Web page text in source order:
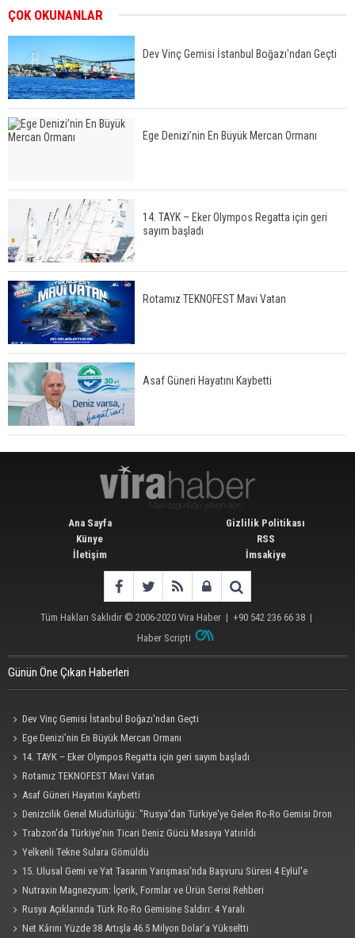
ÇOK OKUNANLAR
Dev Vinç Gemisi İstanbul Boğazı'ndan Geçti
Ege Denizi’nin En Büyük Mercan Ormanı
14. TAYK – Eker Olympos Regatta için geri
sayım başladı
Rotamız TEKNOFEST Mavi Vatan
Asaf Güneri Hayatını Kaybetti
Ana Sayfa
Künye
İletişim
Gizlilik Politikası
RSS
İmsakiye
Tüm Hakları Saklıdır © 2006-2020 Vira Haber | +90 542 236 66 38 |
Haber Scripti
Günün Öne Çıkan Haberleri
Dev Vinç Gemisi İstanbul Boğazı'ndan Geçti
Ege Denizi’nin En Büyük Mercan Ormanı
14. TAYK – Eker Olympos Regatta için geri sayım başladı
Rotamız TEKNOFEST Mavi Vatan
Asaf Güneri Hayatını Kaybetti
Denizcilik Genel Müdürlüğü: "Rusya'dan Türkiye'ye Gelen Ro-Ro Gemisi Dron
Saldırısına Uğradı"
Trabzon'da Türkiye'nin Ticari Deniz Gücü Masaya Yatırıldı
Yelkenli Tekne Sulara Gömüldü
15. Ulusal Gemi ve Yat Tasarım Yarışması'nda Başvuru Süresi 4 Eylül'e
Uzatıldı
Nutraxin Magnezyum: İçerik, Formlar ve Ürün Serisi Rehberi
Rusya Açıklarında Türk Ro-Ro Gemisine Saldırı: 4 Yaralı
Net Kârını Yüzde 38 Artışla 46.5 Milyon Dolar’a Yükseltti